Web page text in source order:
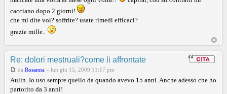
cacciano dopo 2 giorni!
che mi dite voi? soffrite? usate rimedi efficaci?
grazie mille..
Re: dolori mestruali?come li affrontate
da Rosanna » lun giu 15, 2009 11:17 pm
Aulin. Io uso sempre quello da quando avevo 15 anni. Anche adesso che ho
partorito da 3 anni!